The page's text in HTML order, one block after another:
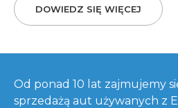
DOWIEDZ SIĘ WIĘCEJ
Od ponad 10 lat zajmujemy
sprzedażą aut używanych z